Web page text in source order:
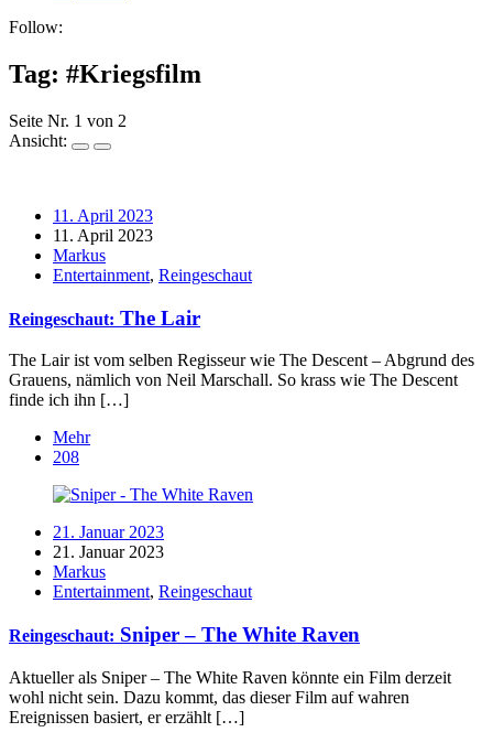
Follow:
Tag: #Kriegsfilm
Seite Nr. 1 von 2
Ansicht:
11. April 2023
11. April 2023
Markus
Entertainment, Reingeschaut
Reingeschaut: The Lair
The Lair ist vom selben Regisseur wie The Descent – Abgrund des
Grauens, nämlich von Neil Marschall. So krass wie The Descent
finde ich ihn […]
Mehr
208
21. Januar 2023
21. Januar 2023
Markus
Entertainment, Reingeschaut
Reingeschaut: Sniper – The White Raven
Aktueller als Sniper – The White Raven könnte ein Film derzeit
wohl nicht sein. Dazu kommt, das dieser Film auf wahren
Ereignissen basiert, er erzählt […]